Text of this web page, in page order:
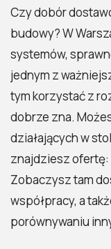
Czy dobór
budowy? W
systemów,
jednym z
tym korzystać z
dobrze zna.
działających w
znajdziesz ofertę:
Zobaczysz tam
współpracy, a
porównywaniu